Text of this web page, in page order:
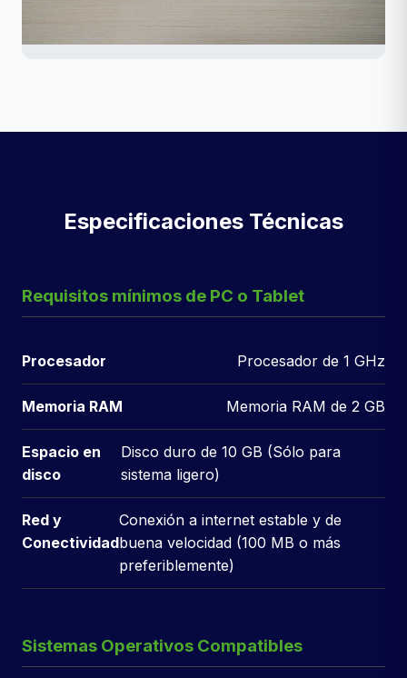
Especificaciones Técnicas
Requisitos mínimos de PC o Tablet
Procesador Procesador de 1 GHz
Memoria RAM Memoria RAM de 2 GB
Espacio en
disco
Disco duro de 10 GB (Sólo para
sistema ligero)
Red y
Conectividad
Conexión a internet estable y de
buena velocidad (100 MB o más
preferiblemente)
Sistemas Operativos Compatibles